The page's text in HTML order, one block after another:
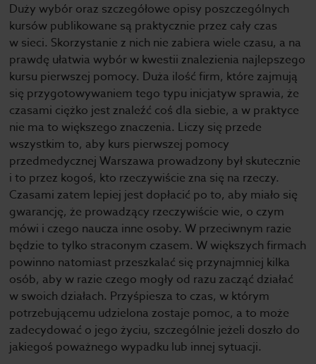
Duży wybór oraz szczegółowe opisy poszczególnych
kursów publikowane są praktycznie przez cały czas
w sieci. Skorzystanie z nich nie zabiera wiele czasu, a na
prawdę ułatwia wybór w kwestii znalezienia najlepszego
kursu pierwszej pomocy. Duża ilość firm, które zajmują
się przygotowywaniem tego typu inicjatyw sprawia, że
czasami ciężko jest znaleźć coś dla siebie, a w praktyce
nie ma to większego znaczenia. Liczy się przede
wszystkim to, aby kurs pierwszej pomocy
przedmedycznej Warszawa prowadzony był skutecznie
i to przez kogoś, kto rzeczywiście zna się na rzeczy.
Czasami zatem lepiej jest dopłacić po to, aby miało się
gwarancję, że prowadzący rzeczywiście wie, o czym
mówi i czego naucza inne osoby. W przeciwnym razie
będzie to tylko straconym czasem. W większych firmach
powinno natomiast przeszkalać się przynajmniej kilka
osób, aby w razie czego mogły od razu zacząć działać
w swoich działach. Przyśpiesza to czas, w którym
potrzebującemu udzielona zostaje pomoc, a to może
zadecydować o jego życiu, szczególnie jeżeli doszło do
jakiegoś poważnego wypadku lub innej sytuacji.